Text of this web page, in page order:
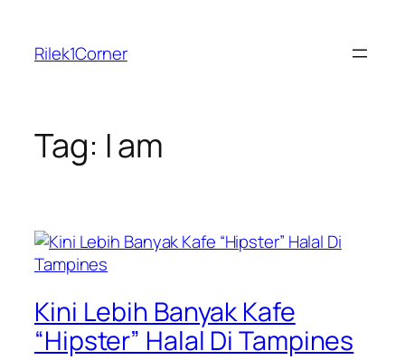
content
Rilek1Corner
Tag: I am
Kini Lebih Banyak Kafe
“Hipster” Halal Di Tampines